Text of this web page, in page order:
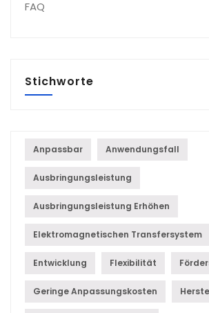
FAQ
Stichworte
Anpassbar Anwendungsfall
Ausbringungsleistung
Ausbringungsleistung Erhöhen
Elektromagnetischen Transfersystem
Entwicklung Flexibilität
Geringe Anpassungskosten